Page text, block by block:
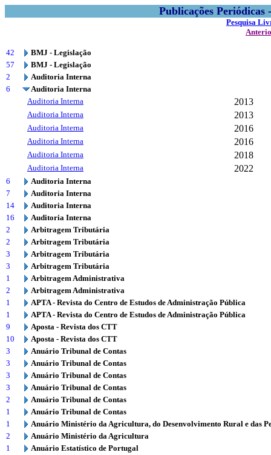
Publicações
Pesquisa
42
BMJ - Legislação
57
BMJ - Legislação
2
Auditoria Interna
6
Auditoria Interna
Auditoria Interna
2013
Auditoria Interna 2013
Auditoria Interna 2016
Auditoria Interna 2016
Auditoria Interna 2018
Auditoria Interna 2022
6
Auditoria Interna
7
Auditoria Interna
14
Auditoria Interna
16
Auditoria Interna
2
Arbitragem Tributária
2
Arbitragem Tributária
3
Arbitragem Tributária
3
Arbitragem Tributária
1
Arbitragem Administrativa
2
Arbitragem Administrativa
1
APTA - Revista do Centro de Estudos de Administração Pública
1
APTA - Revista do Centro de Estudos de Administração Pública
9
Aposta - Revista dos CTT
10
Aposta - Revista dos CTT
3
Anuário Tribunal de Contas
3
Anuário Tribunal de Contas
3
Anuário Tribunal de Contas
3
Anuário Tribunal de Contas
2
Anuário Tribunal de Contas
1
Anuário Tribunal de Contas
1
Anuário Ministério da Agricultura, do Desenvolvimento Rural e das
2
Anuário Ministério da Agricultura
1
Anuário Estatístico de Portugal